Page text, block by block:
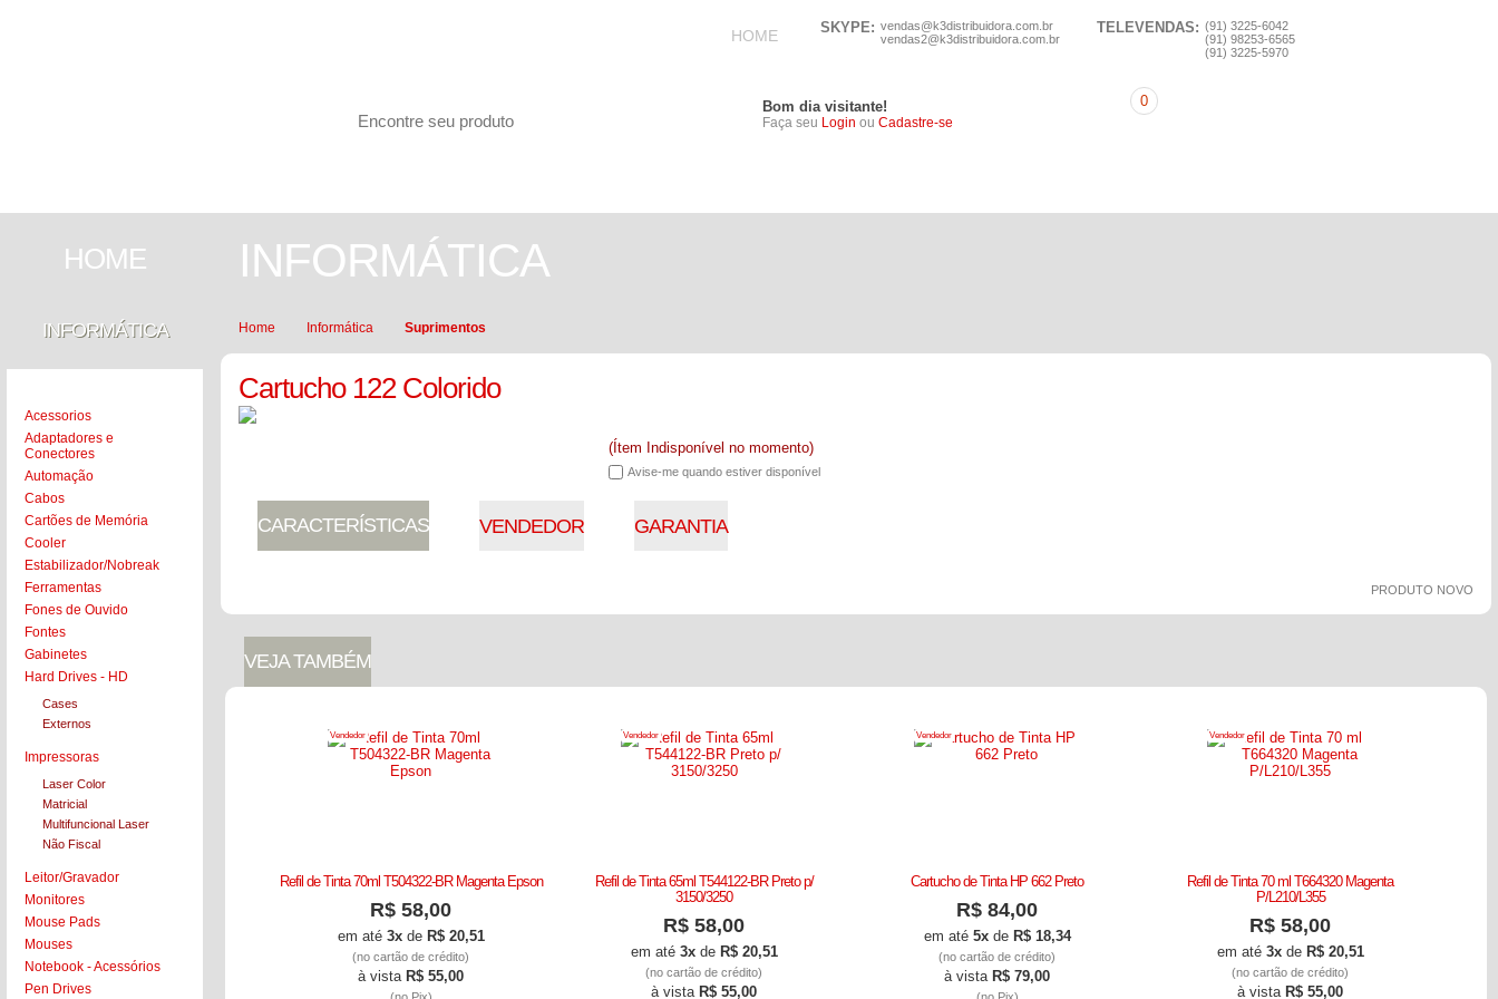
HOME SKYPE: vendas@k3distribuidora.com.br
vendas2@k3distribuidora.com.br
TELEVENDAS: (91) 3225-6042
(91) 98253-6565
(91) 3225-5970
Bom dia visitante!
Faça seu Login ou Cadastre-se
0
HOME
INFORMÁTICA
Acessorios
Adaptadores e
Conectores
Automação
Cabos
Cartões de Memória
Cooler
Estabilizador/Nobreak
Ferramentas
Fones de Ouvido
Fontes
Gabinetes
Hard Drives - HD
Cases
Externos
Impressoras
Laser Color
Matricial
Multifuncional Laser
Não Fiscal
Leitor/Gravador
Monitores
Mouse Pads
Mouses
Notebook - Acessórios
Pen Drives
INFORMÁTICA
Home Informática Suprimentos
Cartucho 122 Colorido
(Ítem Indisponível no momento)
Avise-me quando estiver disponível
CARACTERÍSTICAS VENDEDOR GARANTIA
PRODUTO NOVO
VEJA TAMBÉM
Vendedor
Refil de Tinta 70ml T504322-BR Magenta Epson
R$ 58,00
em até 3xde R$ 20,51
(no cartão de crédito)
à vista R$ 55,00
Vendedor
Refil de Tinta 65ml T544122-BR Preto p/
3150/3250
R$ 58,00
em até 3xde R$ 20,51
(no cartão de crédito)
à vista R$ 55,00
Vendedor
Cartucho de Tinta HP 662 Preto
R$ 84,00
em até 5xde R$ 18,34
(no cartão de crédito)
à vista R$ 79,00
Vendedor
Refil de Tinta 70 ml T664320 Magenta
P/L210/L355
R$ 58,00
em até 3xde R$ 20,51
(no cartão de crédito)
à vista R$ 55,00